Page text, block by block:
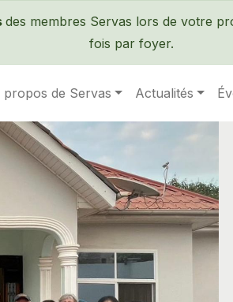
des membres Servas lors de votre
fois par foyer.
propos de Servas Actualités